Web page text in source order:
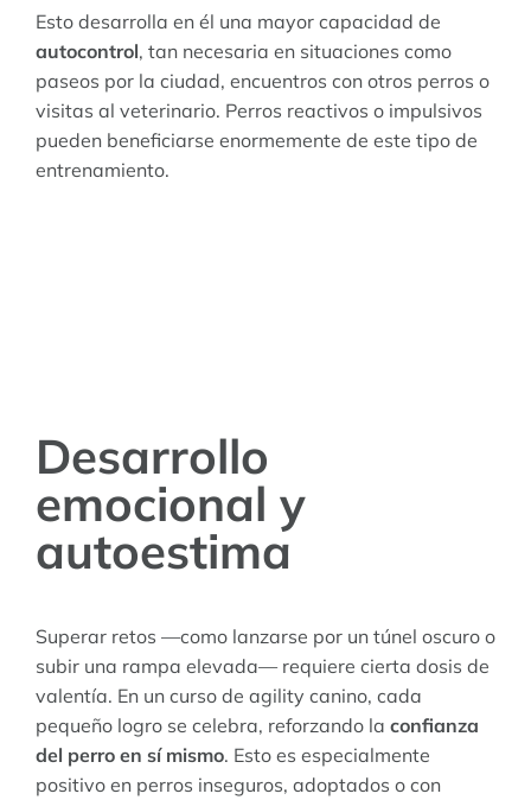
Esto desarrolla en él una mayor capacidad de
autocontrol, tan necesaria en situaciones como
paseos por la ciudad, encuentros con otros perros o
visitas al veterinario. Perros reactivos o impulsivos
pueden beneficiarse enormemente de este tipo de
entrenamiento.
Desarrollo
emocional y
autoestima
Superar retos —como lanzarse por un túnel oscuro o
subir una rampa elevada— requiere cierta dosis de
valentía. En un curso de agility canino, cada
pequeño logro se celebra, reforzando la confianza
del perro en sí mismo. Esto es especialmente
positivo en perros inseguros, adoptados o con